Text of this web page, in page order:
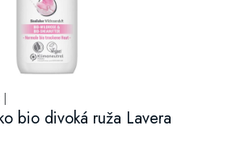
|
bio divoká ruža Lavera